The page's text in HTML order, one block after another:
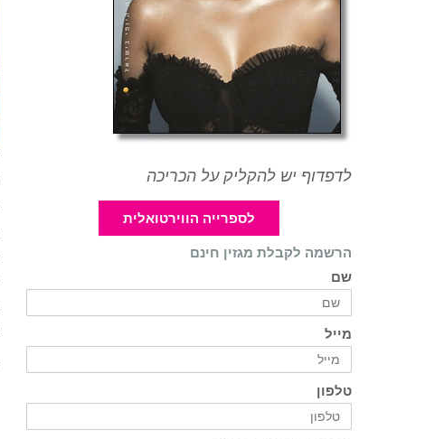
לדפדוף יש להקליק על הכריכה
לספרייה הווירטואלית
הרשמה לקבלת מגזין חינם
שם
מייל
טלפון